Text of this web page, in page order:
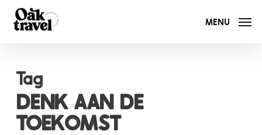
main
MENU
Tag
DENK AAN DE
TOEKOMST